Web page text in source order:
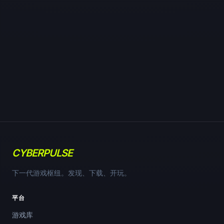
CYBERPULSE
下一代游戏枢纽。发现、下载、开玩。
平台
游戏库